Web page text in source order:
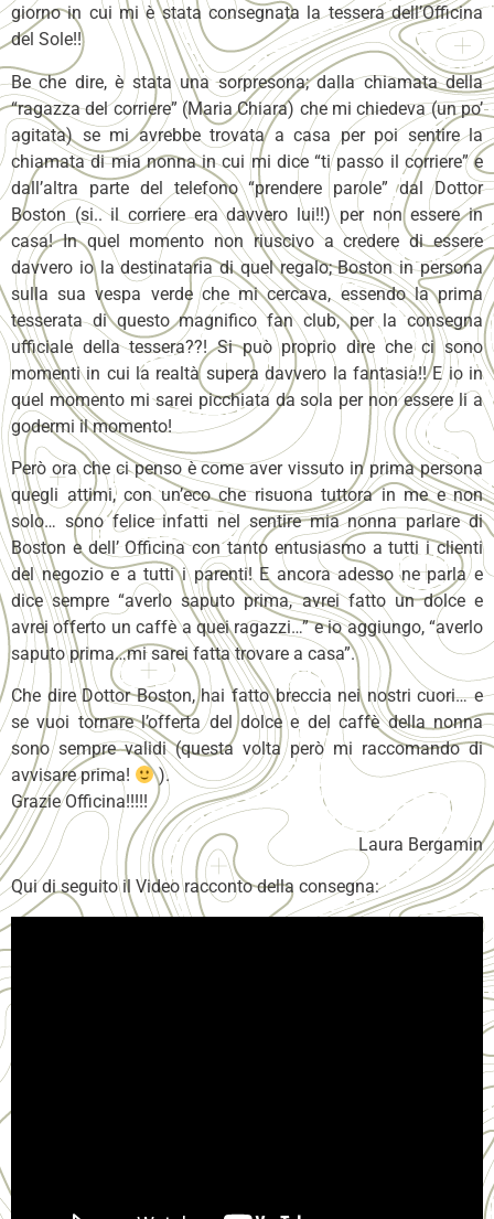
giorno in cui mi è stata consegnata la tessera dell’Officina
del Sole!!
Be che dire, è stata una sorpresona; dalla chiamata della
“ragazza del corriere” (Maria Chiara) che mi chiedeva (un po’
agitata) se mi avrebbe trovata a casa per poi sentire la
chiamata di mia nonna in cui mi dice “ti passo il corriere” e
dall’altra parte del telefono “prendere parole” dal Dottor
Boston (si.. il corriere era davvero lui!!) per non essere in
casa! In quel momento non riuscivo a credere di essere
davvero io la destinataria di quel regalo; Boston in persona
sulla sua vespa verde che mi cercava, essendo la prima
tesserata di questo magnifico fan club, per la consegna
ufficiale della tessera??! Si può proprio dire che ci sono
momenti in cui la realtà supera davvero la fantasia!! E io in
quel momento mi sarei picchiata da sola per non essere li a
godermi il momento!
Però ora che ci penso è come aver vissuto in prima persona
quegli attimi, con un’eco che risuona tuttora in me e non
solo… sono felice infatti nel sentire mia nonna parlare di
Boston e dell’ Officina con tanto entusiasmo a tutti i clienti
del negozio e a tutti i parenti! E ancora adesso ne parla e
dice sempre “averlo saputo prima, avrei fatto un dolce e
avrei offerto un caffè a quei ragazzi…” e io aggiungo, “averlo
saputo prima…mi sarei fatta trovare a casa”.
Che dire Dottor Boston, hai fatto breccia nei nostri cuori… e
se vuoi tornare l’offerta del dolce e del caffè della nonna
sono sempre validi (questa volta però mi raccomando di
avvisare prima!
).
Grazie Officina!!!!!
Laura Bergamin
Qui di seguito il Video racconto della consegna: